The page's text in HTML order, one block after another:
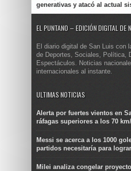
generativas y atacó al actual
EL PUNTANO – EDICIÓN DIGITAL DE
El diario digital de San Luis con
de Deportes, Sociales, Política,
Espectáculos. Noticias
internacionales al instante.
ULTIMAS NOTICIAS
Alerta por fuertes vientos en
ráfagas superiores a los 70
Messi se acerca a los 1000
partidos necesitaría para
Milei analiza congelar